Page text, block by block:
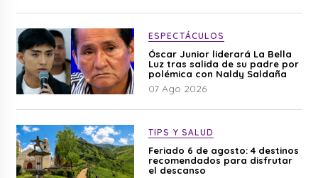
ESPECTÁCULOS
Óscar Junior liderará La Bella
Luz tras salida de su padre por
polémica con Naldy Saldaña
07 Ago 2026
TIPS Y SALUD
Feriado 6 de agosto: 4 destinos
recomendados para disfrutar
el descanso